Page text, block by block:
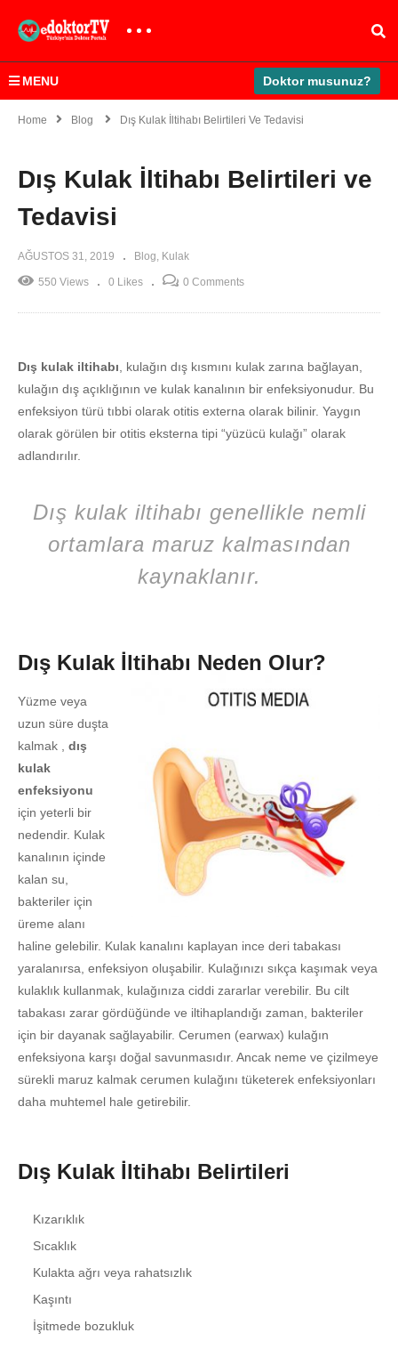
MENU Doktor musunuz?
Home Blog Dış Kulak İltihabı Belirtileri Ve Tedavisi
Dış Kulak İltihabı Belirtileri ve
Tedavisi
AĞUSTOS 31, 2019 Blog Kulak
550 Views 0 Likes 0 Comments
Dış kulak iltihabı , kulağın dış kısmını kulak zarına bağlayan,
kulağın dış açıklığının ve kulak kanalının bir enfeksiyonudur. Bu
enfeksiyon türü tıbbi olarak otitis externa olarak bilinir. Yaygın
olarak görülen bir otitis eksterna tipi “yüzücü kulağı” olarak
adlandırılır.
Dış kulak iltihabı genellikle nemli
ortamlara maruz kalmasından
kaynaklanır.
Dış Kulak İltihabı Neden Olur?
Yüzme veya
uzun süre duşta
kalmak , dış
kulak
enfeksiyonu
için yeterli bir
nedendir. Kulak
kanalının içinde
kalan su,
bakteriler için
üreme alanı
haline gelebilir. Kulak kanalını kaplayan ince deri tabakası
yaralanırsa, enfeksiyon oluşabilir. Kulağınızı sıkça kaşımak veya
kulaklık kullanmak, kulağınıza ciddi zararlar verebilir. Bu cilt
tabakası zarar gördüğünde ve iltihaplandığı zaman, bakteriler
için bir dayanak sağlayabilir. Cerumen (earwax) kulağın
enfeksiyona karşı doğal savunmasıdır. Ancak neme ve çizilmeye
sürekli maruz kalmak cerumen kulağını tüketerek enfeksiyonları
daha muhtemel hale getirebilir.
Dış Kulak İltihabı Belirtileri
Kızarıklık
Sıcaklık
Kulakta ağrı veya rahatsızlık
Kaşıntı
İşitmede bozukluk